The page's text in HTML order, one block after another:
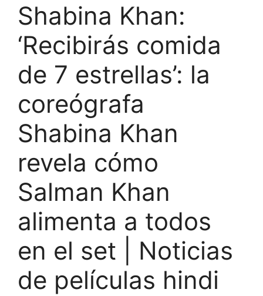
Shabina Khan:
‘Recibirás comida
de 7 estrellas’: la
coreógrafa
Shabina Khan
revela cómo
Salman Khan
alimenta a todos
en el set | Noticias
de películas hindi